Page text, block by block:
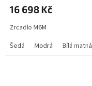
16 698 Kč
Zrcadlo M6M
Šedá
Modrá Bílá matná